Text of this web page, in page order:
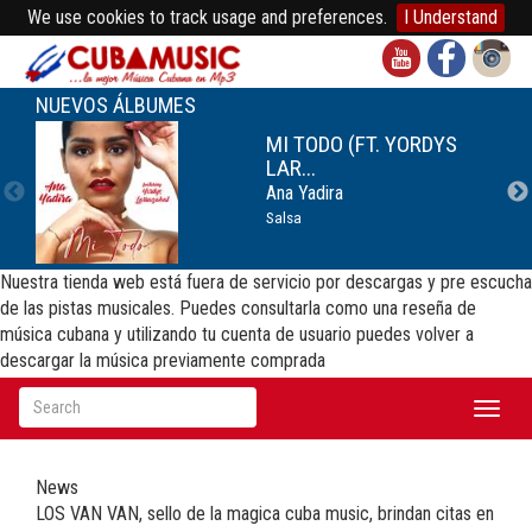
We use cookies to track usage and preferences. I Understand
NUEVOS ÁLBUMES
MI TODO (FT. YORDYS
LAR...
Ana Yadira
Salsa
Nuestra tienda web está fuera de servicio por descargas y pre escucha
de las pistas musicales. Puedes consultarla como una reseña de
música cubana y utilizando tu cuenta de usuario puedes volver a
descargar la música previamente comprada
News
LOS VAN VAN, sello de la magica cuba music, brindan citas en